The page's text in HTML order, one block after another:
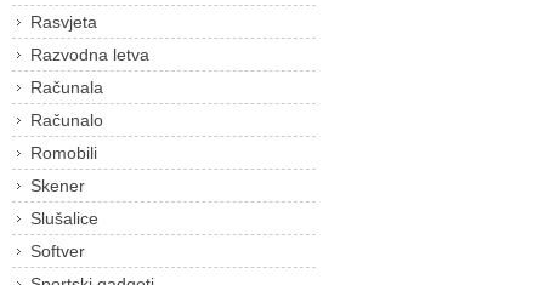
Rasvjeta
Razvodna letva
Računala
Računalo
Romobili
Skener
Slušalice
Softver